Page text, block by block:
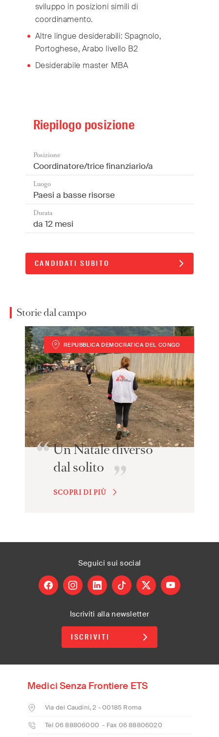
sviluppo in posizioni simili di
coordinamento.
Altre lingue desiderabili: Spagnolo,
Portoghese, Arabo livello B2
Desiderabile master MBA
Riepilogo posizione
Posizione
Coordinatore/trice finanziario/a
Luogo
Paesi a basse risorse
Durata
da 12 mesi
CANDIDATI SUBITO
Storie dal campo
Giulia Gobbi
Finance Manager MSF
REPUBBLICA DEMOCRATICA DEL CONGO
Un Natale diverso
dal solito
SCOPRI DI PIÙ
Seguici sui social
facebookinstagramlinkedintiktok X youtube
Iscriviti alla newsletter
ISCRIVITI
Medici Senza Frontiere ETS
Via dei Caudini, 2 - 00185 Roma
Tel 06 88806000 - Fax 06 88806020